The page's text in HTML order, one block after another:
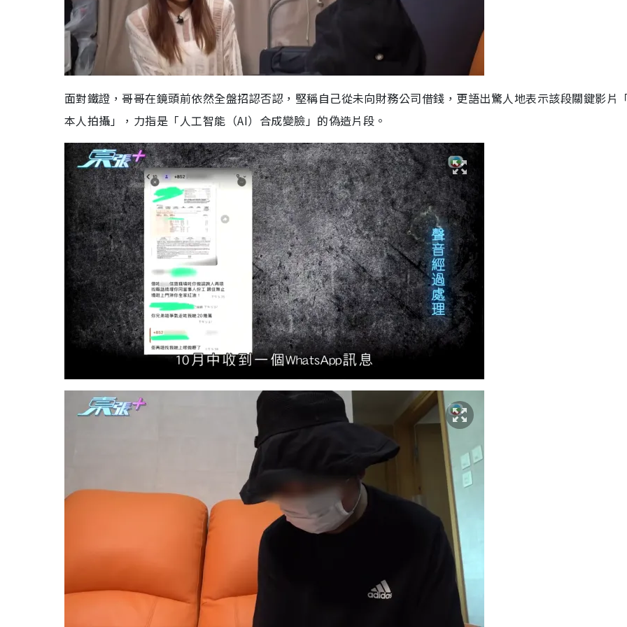
面對鐵證，哥哥在鏡頭前依然全盤招認否認，堅稱自己從未向財務公司借錢，更語出驚人地表示該段關鍵影片
本人拍攝」，力指是「人工智能（AI）合成變臉」的偽造片段。